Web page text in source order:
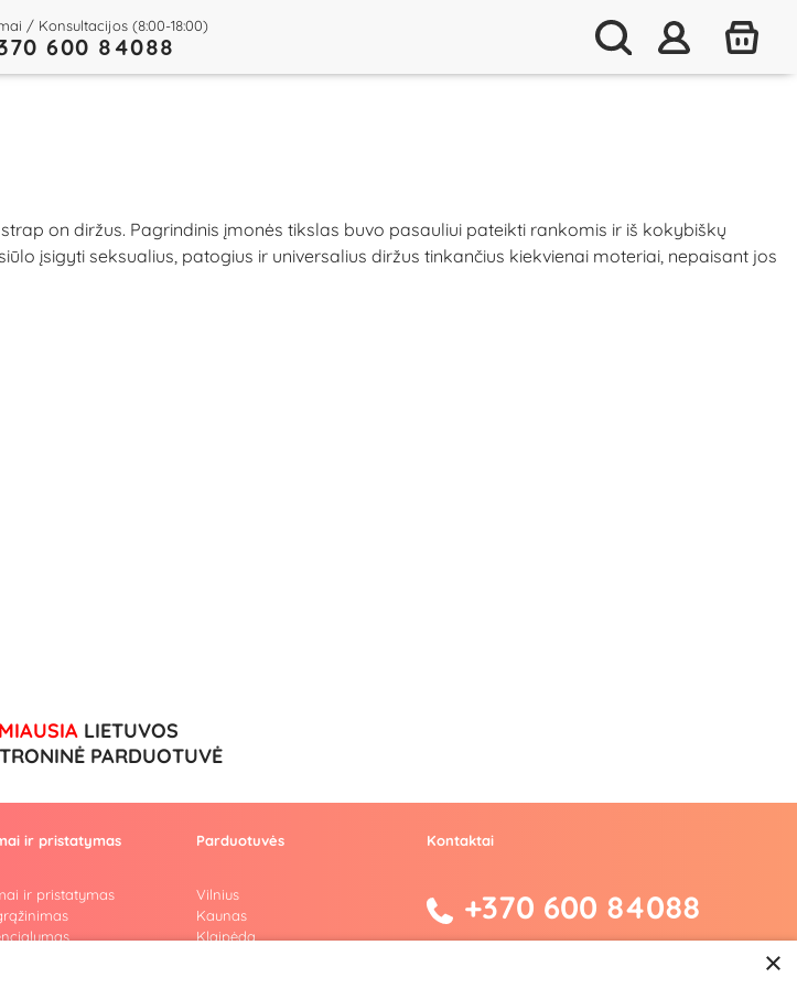
/ Konsultacijos (8:00-18:00)
600 84088
on diržus. Pagrindinis įmonės tikslas buvo pasauliui pateikti rankomis ir iš kokybiškų
įsigyti seksualius, patogius ir universalius diržus tinkančius kiekvienai moteriai, nepaisant jos
LIETUVOS
PARDUOTUVĖ
ir pristatymas
ir pristatymas
Parduotuvės
Vilnius
Kaunas
Klaipėda
Kontaktai
+370 600 84088
×